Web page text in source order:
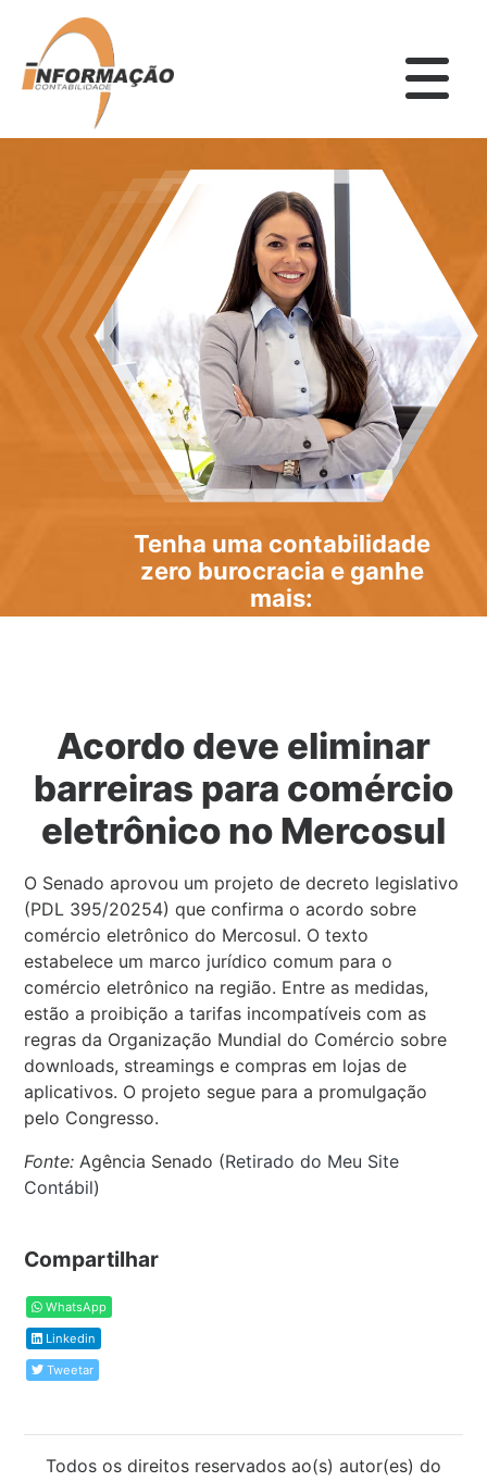
Tenha uma contabilidade
zero burocracia e ganhe
mais:
Acordo deve eliminar
barreiras para comércio
eletrônico no Mercosul
O Senado aprovou um projeto de decreto legislativo
(PDL 395/20254) que confirma o acordo sobre
comércio eletrônico do Mercosul. O texto
estabelece um marco jurídico comum para o
comércio eletrônico na região. Entre as medidas,
estão a proibição a tarifas incompatíveis com as
regras da Organização Mundial do Comércio sobre
downloads, streamings e compras em lojas de
aplicativos. O projeto segue para a promulgação
pelo Congresso.
Fonte: Agência Senado (Retirado do Meu Site
Contábil)
Compartilhar
WhatsApp
Linkedin
Tweetar
Todos os direitos reservados ao(s) autor(es) do